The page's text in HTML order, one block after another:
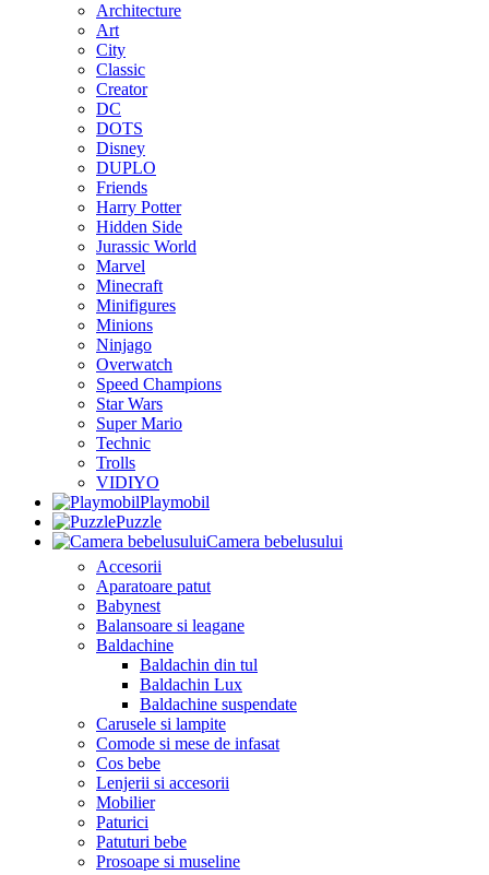
Architecture
Art
City
Classic
Creator
DC
DOTS
Disney
DUPLO
Friends
Harry Potter
Hidden Side
Jurassic World
Marvel
Minecraft
Minifigures
Minions
Ninjago
Overwatch
Speed Champions
Star Wars
Super Mario
Technic
Trolls
VIDIYO
Playmobil
Puzzle
Camera bebelusului
Accesorii
Aparatoare patut
Babynest
Balansoare si leagane
Baldachine
Baldachin din tul
Baldachin Lux
Baldachine suspendate
Carusele si lampite
Comode si mese de infasat
Cos bebe
Lenjerii si accesorii
Mobilier
Paturici
Patuturi bebe
Prosoape si museline